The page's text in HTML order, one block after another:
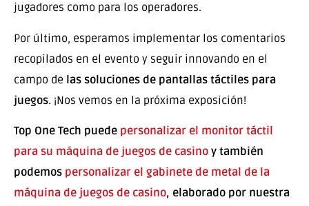
jugadores como para los operadores.
Por último, esperamos implementar los comentarios
recopilados en el evento y seguir innovando en el
campo de las soluciones de pantallas táctiles para
juegos. ¡Nos vemos en la próxima exposición!
Top One Tech puede personalizar el monitor táctil
para su máquina de juegos de casino y también
podemos personalizar el gabinete de metal de la
máquina de juegos de casino, elaborado por nuestra